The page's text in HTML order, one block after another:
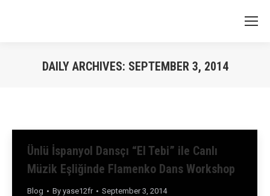
DAILY ARCHIVES: SEPTEMBER 3, 2014
Ünlü İspanyol Dansçı “El Tebi” ile Canlı
Müzik Eşliğinde Flamenko Dans Workshop
Blog By yase12fr September 3, 2014